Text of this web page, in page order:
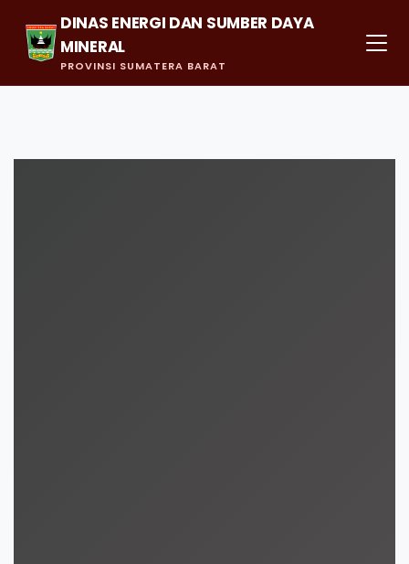
DINAS ENERGI DAN SUMBER DAYA
MINERAL
PROVINSI SUMATERA BARAT